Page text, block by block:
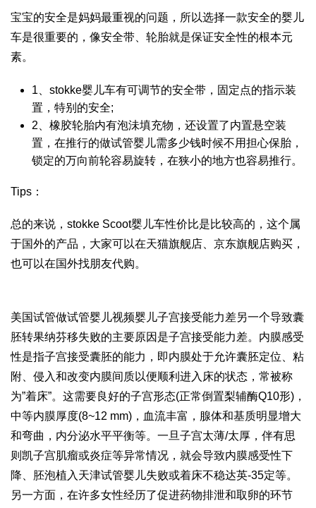
宝宝的安全是妈妈最重视的问题，所以选择一款安全的婴儿
车是很重要的，像安全带、轮胎就是保证安全性的根本元
素。
1、stokke婴儿车有可调节的安全带，固定点的指示装
置，特别的安全;
2、橡胶轮胎内有泡沬填充物，还设置了内置悬空装
置，在推行的做试管婴儿需多少钱时候不用担心保胎，
锁定的万向前轮容易旋转，在狭小的地方也容易推行。
Tips：
总的来说，stokke Scoot婴儿车性价比是比较高的，这个属
于国外的产品，大家可以在天猫旗舰店、京东旗舰店购买，
也可以在国外找朋友代购。
美国试管做试管婴儿视频婴儿子宫接受能力差另一个导致囊
胚转果纳芬移失败的主要原因是子宫接受能力差。内膜感受
性是指子宫接受囊胚的能力，即内膜处于允许囊胚定位、粘
附、侵入和改变内膜间质以便顺利进入床的状态，常被称
为”着床”。这需要良好的子宫形态(正常倒置梨辅酶Q10形)，
中等内膜厚度(8~12 mm)，血流丰富，腺体和基质明显增大
和弯曲，内分泌水平平衡等。一旦子宫太薄/太厚，伴有思
则凯子宫肌瘤或炎症等异常情况，就会导致内膜感受性下
降、胚泡植入 天津试管婴儿失败或着床不稳达英-35定等。
另一方面，在许多女性经历了促进药物排泄和取卵的环节